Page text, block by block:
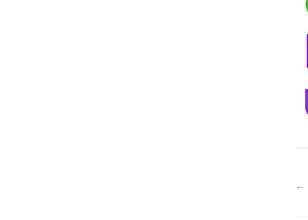
←